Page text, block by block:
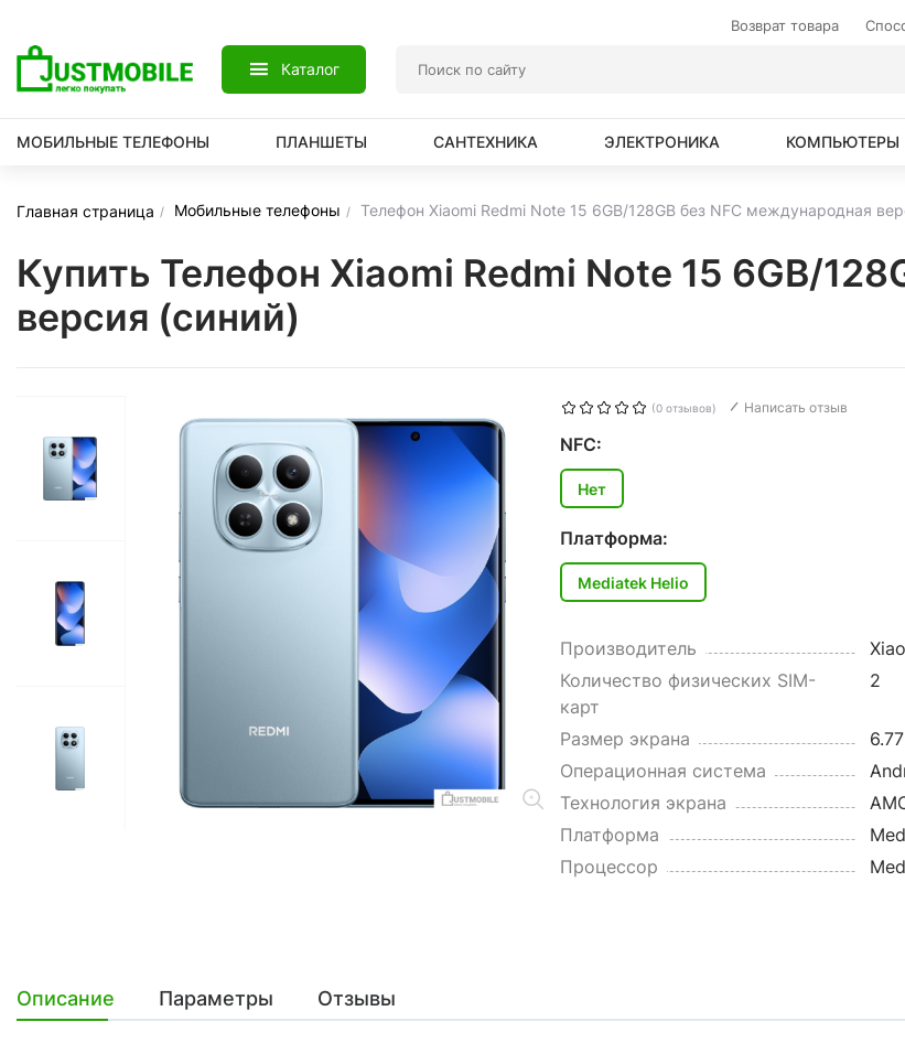
Возврат товара
Каталог
МОБИЛЬНЫЕ ТЕЛЕФОНЫ ПЛАНШЕТЫ САНТЕХНИКА ЭЛЕКТРОНИКА КОМПЬЮТЕРЫ
Главная страница Мобильные телефоны Телефон Xiaomi Redmi Note 15 6GB/128GB без NFC международная
Купить Телефон Xiaomi Redmi Note 15 6GB/
версия (синий)
(0 отзывов) Написать отзыв
NFC:
Нет
Платформа:
Mediatek Helio
Производитель
Количество физических SIM-
карт
2
Размер экрана
Операционная система
Технология экрана
Платформа
Процессор
Описание Параметры Отзывы